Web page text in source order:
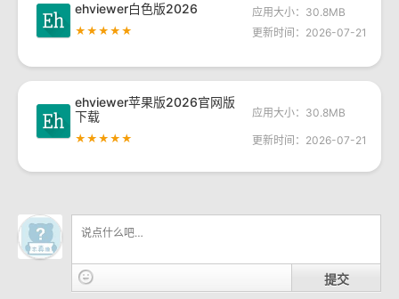
ehviewer白色版2026
★★★★★
应用大小：30.8MB
更新时间：2026-07-21
ehviewer苹果版2026官网版
下载
★★★★★
应用大小：30.8MB
更新时间：2026-07-21
提交